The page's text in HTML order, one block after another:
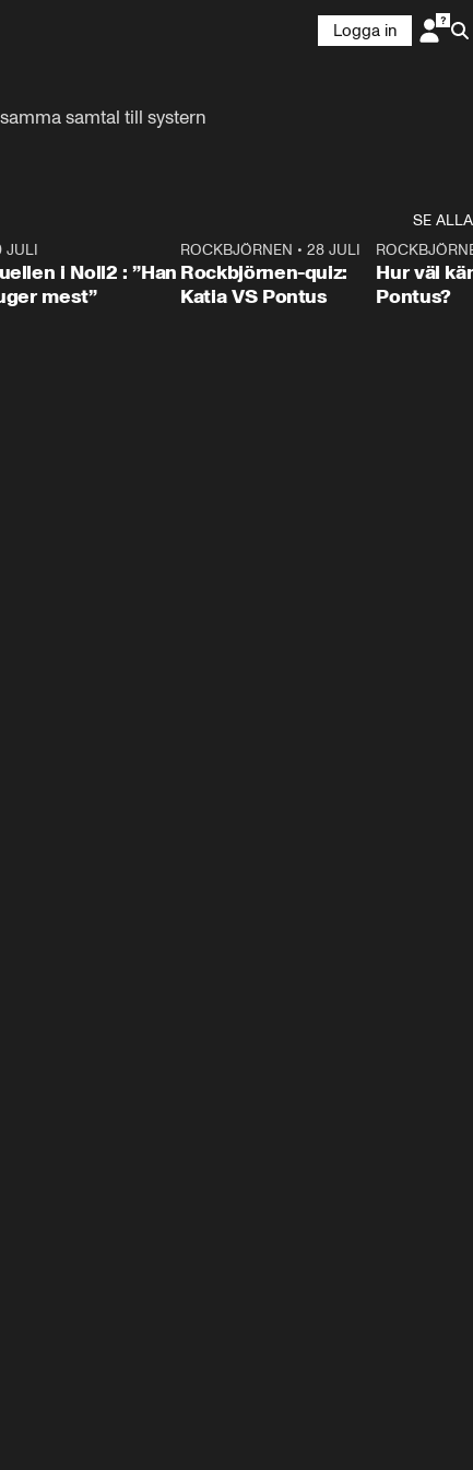
Logga in
samtal till systern
SE ALLA
JULI
i Noll2 : ”Han
mest”
0:15
ROCKBJÖRNEN •28 JULI
Rockbjörnen-quiz:
Katia VS Pontus
Hur väl
Pontus?